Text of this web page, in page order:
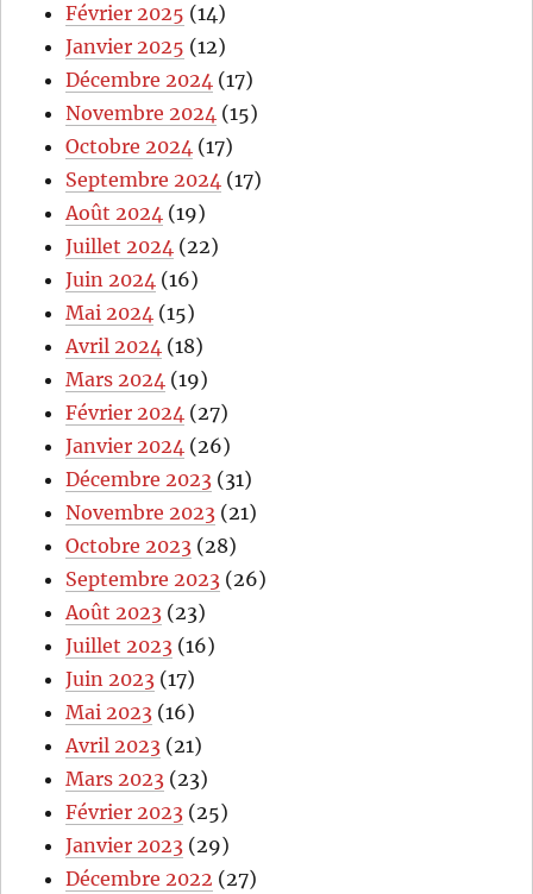
Février 2025 (14)
Janvier 2025 (12)
Décembre 2024 (17)
Novembre 2024 (15)
Octobre 2024 (17)
Septembre 2024 (17)
Août 2024 (19)
Juillet 2024 (22)
Juin 2024 (16)
Mai 2024 (15)
Avril 2024 (18)
Mars 2024 (19)
Février 2024 (27)
Janvier 2024 (26)
Décembre 2023 (31)
Novembre 2023 (21)
Octobre 2023 (28)
Septembre 2023 (26)
Août 2023 (23)
Juillet 2023 (16)
Juin 2023 (17)
Mai 2023 (16)
Avril 2023 (21)
Mars 2023 (23)
Février 2023 (25)
Janvier 2023 (29)
Décembre 2022 (27)